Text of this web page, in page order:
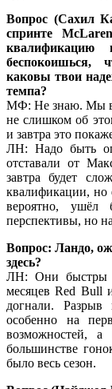
Вопрос (Сахил
спринте
беспокоишься,
каковы твои
темпа?
МФ: Не знаю. Мы
не слишком об
и завтра это
ЛН: Надо быть
отставали от
завтра будет
квалификации, но
вероятно,
перспективы, но
Вопрос: Ландо,
здесь?
ЛН: Они быстры
месяцев Red Bull
догнали.
особенно на
возможностей,
большинстве
было весь сезон.